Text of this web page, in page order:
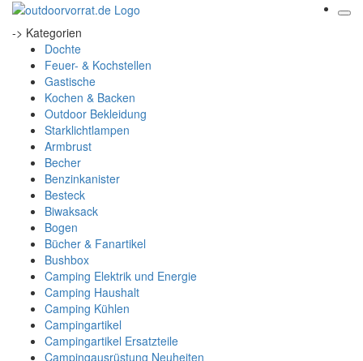
-> Kategorien
Dochte
Feuer- & Kochstellen
Gastische
Kochen & Backen
Outdoor Bekleidung
Starklichtlampen
Armbrust
Becher
Benzinkanister
Besteck
Biwaksack
Bogen
Bücher & Fanartikel
Bushbox
Camping Elektrik und Energie
Camping Haushalt
Camping Kühlen
Campingartikel
Campingartikel Ersatzteile
Campingausrüstung Neuheiten